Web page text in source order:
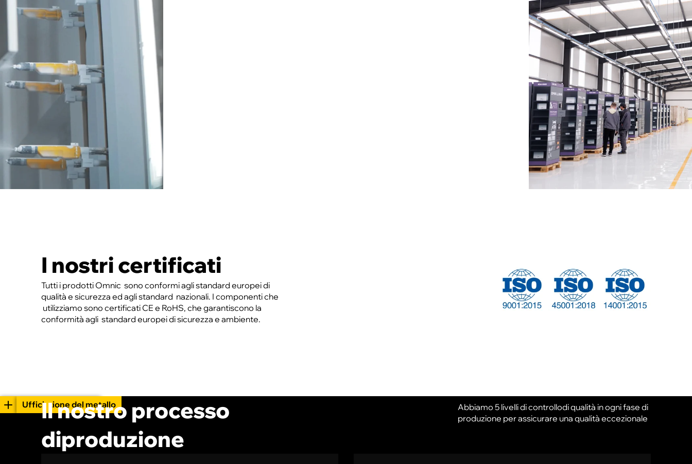
I nostri certificati
Tutti i prodotti Omnic sono conformi agli standard europei di
qualità e sicurezza ed agli standard nazionali. I componenti che
utilizziamo sono certificati CE e RoHS, che garantiscono la
conformità agli standard europei di sicurezza e ambiente.
Pannelli solari
Linea di assemblaggio
Controllo qualità
Marchio
Confezionamento
Spedizione
Gru a cavalletto
Officina di verniciatura
Lavorazione del metallo
UfficiIl nostro processo
diproduzione
Abbiamo 5 livelli di controllodi qualità in ogni fase di
produzione per assicurare una qualità eccezionale